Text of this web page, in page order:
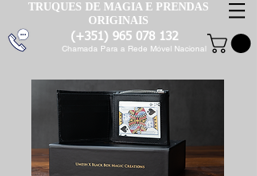
TRUQUES DE MAGIA E PRENDAS
ORIGINAIS
(+351) 965 078 132
Chamada Para a Rede Móvel Nacional